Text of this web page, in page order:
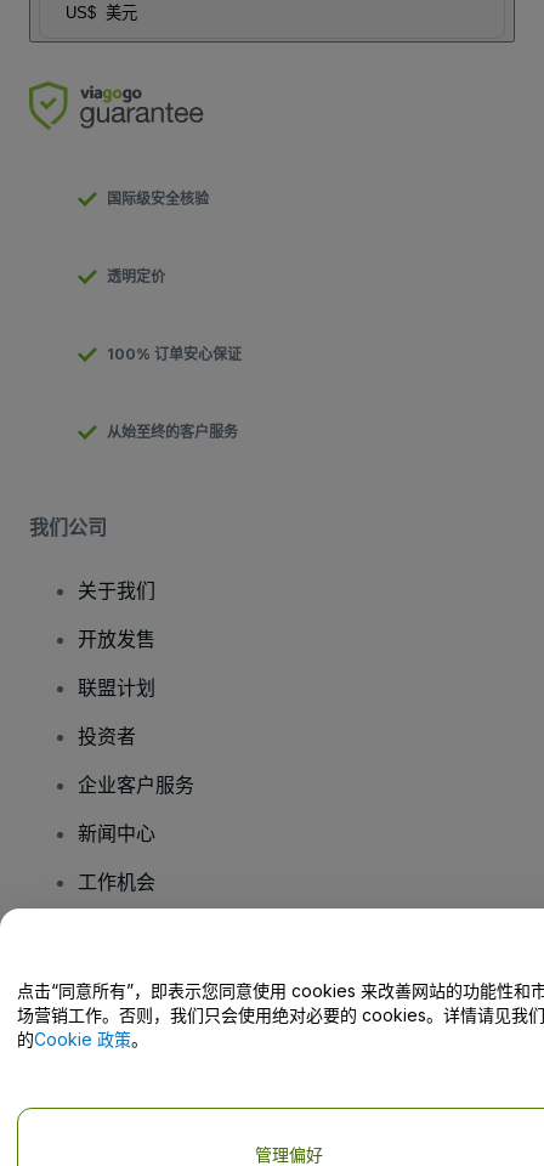
US$ 美元
国际级安全核验
透明定价
100% 订单安心保证
从始至终的客户服务
我们公司
关于我们
开放发售
联盟计划
投资者
企业客户服务
新闻中心
工作机会
帮助中心 / 联系我们
点击“同意所有”，即表示您同意使用 cookies 来改善网站的功能性和
场营销工作。否则，我们只会使用绝对必要的 cookies。详情请见我们
的Cookie 政策。
管理偏好